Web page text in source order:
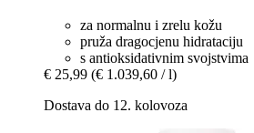
za normalnu i zrelu kožu
pruža dragocjenu hidrataciju
s antioksidativnim svojstvima
€ 25,99 (€ 1.039,60 / l)
Dostava do 12. kolovoza